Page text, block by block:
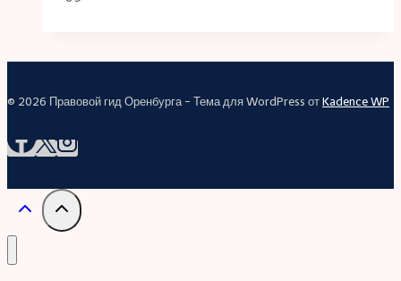
© 2026 Правовой гид Оренбурга - Тема для WordPress от Kadence WP